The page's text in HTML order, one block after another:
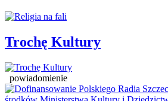
Trochę Kultury
powiadomienie